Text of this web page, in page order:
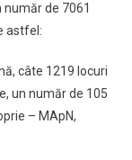
număr de 7061
astfel:
câte 1219 locuri
un număr de 105
– MApN,